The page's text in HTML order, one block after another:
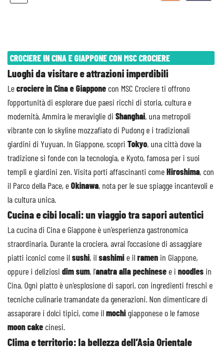
CROCIERE IN CINA E GIAPPONE CON MSC CROCIERE
Luoghi da visitare e attrazioni imperdibili
Lecrociere in Cina e Giappone con MSC Crociere ti offrono
l’opportunità di esplorare due paesi ricchi di storia, cultura e
modernità. Ammira le meraviglie di Shanghai, una metropoli
vibrante con lo skyline mozzafiato di Pudong e i tradizionali
giardini di Yuyuan. In Giappone, scopri Tokyo, una città dove la
tradizione si fonde con la tecnologia, e Kyoto, famosa per i suoi
templi e giardini zen. Visita porti affascinanti comeHiroshima, con
il Parco della Pace, eOkinawa, nota per le sue spiagge incantevoli e
la cultura unica.
Cucina e cibi locali: un viaggio tra sapori autentici
La cucina di Cina e Giappone è un’esperienza gastronomica
straordinaria. Durante la crociera, avrai l’occasione di assaggiare
piatti iconici come ilsushi, ilsashimi e ilramen in Giappone,
oppure i deliziosi dim sum, l'anatra alla pechinese e i noodles in
Cina. Ogni piatto è un’esplosione di sapori, con ingredienti freschi e
tecniche culinarie tramandate da generazioni. Non dimenticare di
assaporare i dolci tipici, come ilmochi giapponese o le famose
moon cake cinesi.
Clima e territorio: la bellezza dell’Asia Orientale